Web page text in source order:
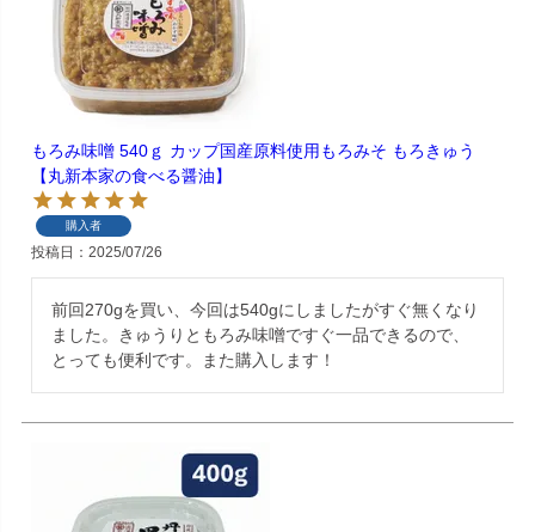
もろみ味噌 540ｇ カップ国産原料使用もろみそ もろきゅう
【丸新本家の食べる醤油】
購入者
投稿日 2025/07/26
前回270gを買い、今回は540gにしましたがすぐ無くなり
ました。きゅうりともろみ味噌ですぐ一品できるので、
とっても便利です。また購入します！